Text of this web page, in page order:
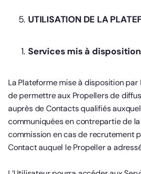
UTILISATION DE LA
Services mis à disposition
La Plateforme mise à disposition par
de permettre aux Propellers de
auprès de Contacts qualifiés
communiquées en contrepartie de
commission en cas de recrutement
Contact auquel le Propeller a